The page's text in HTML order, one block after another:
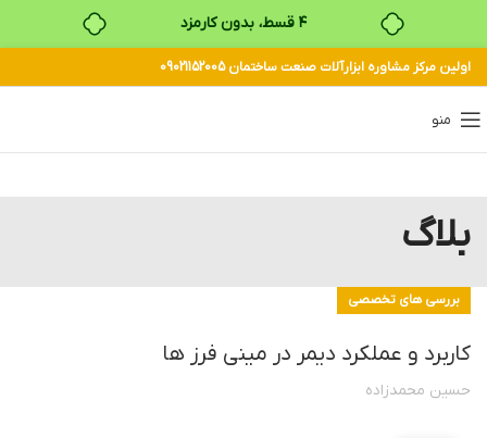
۴ قسط، بدون کارمزد
بدون ضامن، بدون سود
اولین مرکز مشاوره ابزارآلات صنعت ساختمان 09021152005
منو
بلاگ
بررسی های تخصصی
کاربرد و عملکرد دیمر در مینی فرز ها
حسین محمدزاده